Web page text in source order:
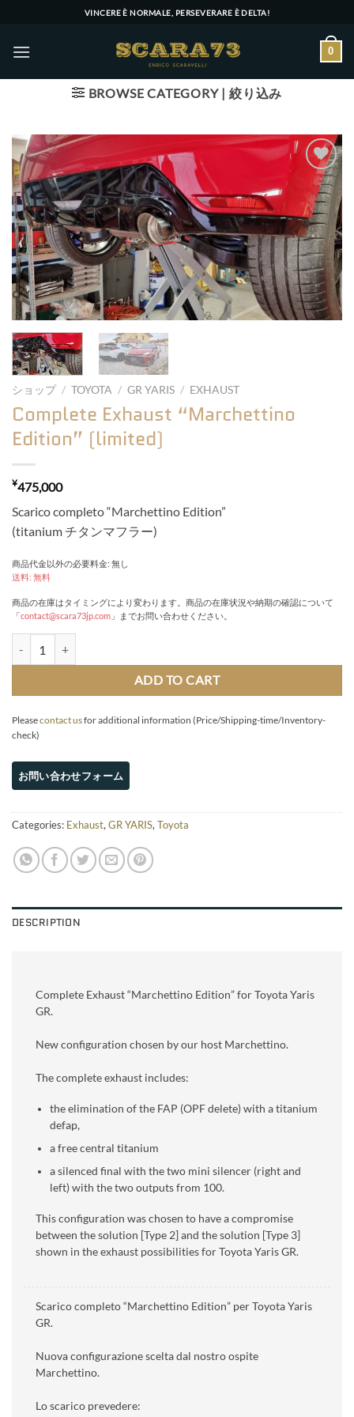
content
VINCERE È NORMALE, PERSEVERARE È DELTA!
0
BROWSE CATEGORY | 絞り込み
Add to wishlist
ショップ / TOYOTA / GR YARIS / EXHAUST
Complete Exhaust “Marchettino
Edition” (limited)
¥475,000
Scarico completo “Marchettino Edition”
(titanium チタンマフラー)
商品代金以外の必要料金: 無し
送料: 無料
商品の在庫はタイミングにより変わります。商品の在庫状況や納期の確認について
「contact@scara73jp.com 」までお問い合わせください。
ADD TO CART
Pleasecontact usfor additional information (Price/Shipping-time/Inventory-
check)
Categories: Exhaust,GR YARIS,Toyota
DESCRIPTION
Complete Exhaust “Marchettino Edition” for Toyota Yaris
GR.
New configuration chosen by our host Marchettino.
The complete exhaust includes:
the elimination of the FAP (OPF delete) with a titanium
defap,
a free central titanium
a silenced final with the two mini silencer (right and
left) with the two outputs from 100.
This configuration was chosen to have a compromise
between the solution [Type 2] and the solution [Type 3]
shown in the exhaust possibilities for Toyota Yaris GR.
Scarico completo “Marchettino Edition” per Toyota Yaris
GR.
Nuova configurazione scelta dal nostro ospite
Marchettino.
Lo scarico prevedere: